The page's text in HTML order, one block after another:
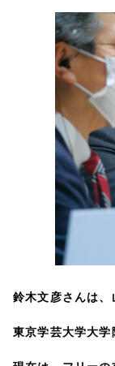
鈴木文彦さんは、
東京学芸大学大学